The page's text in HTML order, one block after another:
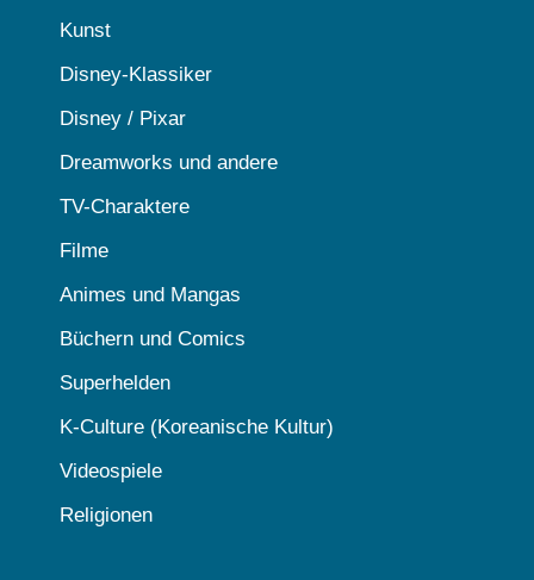
Kunst
Disney-Klassiker
Disney / Pixar
Dreamworks und andere
TV-Charaktere
Filme
Animes und Mangas
Büchern und Comics
Superhelden
K-Culture (Koreanische Kultur)
Videospiele
Religionen